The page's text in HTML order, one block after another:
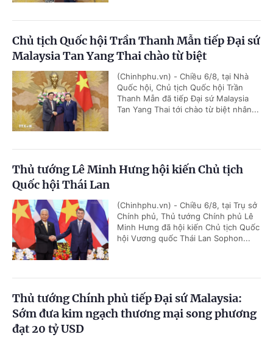
Chủ tịch Quốc hội Trần Thanh Mẫn tiếp Đại sứ
Malaysia Tan Yang Thai chào từ biệt
(Chinhphu.vn) - Chiều 6/8, tại Nhà
Quốc hội, Chủ tịch Quốc hội Trần
Thanh Mẫn đã tiếp Đại sứ Malaysia
Tan Yang Thai tới chào từ biệt nhân...
Thủ tướng Lê Minh Hưng hội kiến Chủ tịch
Quốc hội Thái Lan
(Chinhphu.vn) - Chiều 6/8, tại Trụ sở
Chính phủ, Thủ tướng Chính phủ Lê
Minh Hưng đã hội kiến Chủ tịch Quốc
hội Vương quốc Thái Lan Sophon...
Thủ tướng Chính phủ tiếp Đại sứ Malaysia:
Sớm đưa kim ngạch thương mại song phương
đạt 20 tỷ USD